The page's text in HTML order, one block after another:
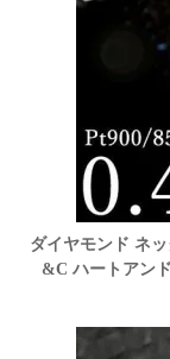
ダイヤモンド ネ
&C ハートアン